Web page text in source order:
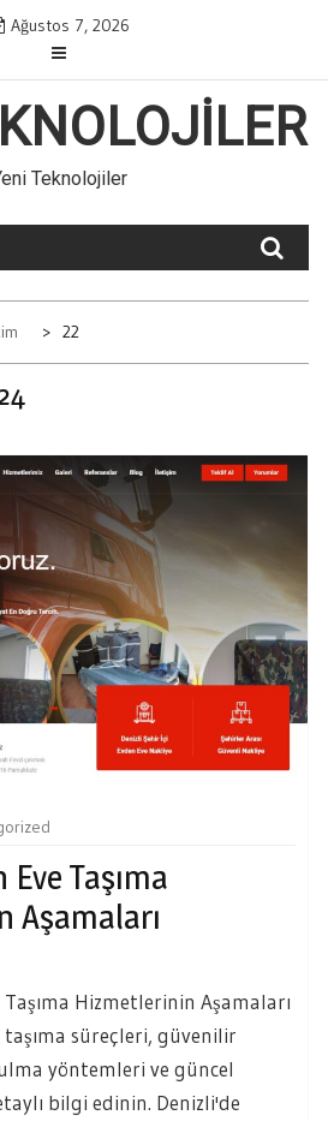
Ağustos 7, 2026
Teknolojiler
22
Taşıma
Aşamaları
Hizmetlerinin Aşamaları
taşıma süreçleri, güvenilir
yöntemleri ve güncel
bilgi edinin. Denizli'de